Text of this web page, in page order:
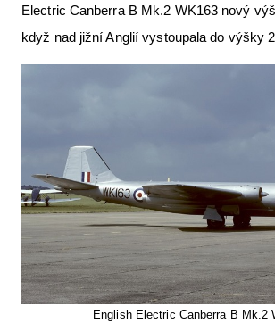
Electric Canberra B Mk.2 WK163 nový
když nad jižní Anglií vystoupala do výšky
English Electric Canberra B Mk.2
Pro piloty
Série & speciály
VFR Communication app
The SAFE Guide app
Nabídky práce v letectví
Inzerujte s námi